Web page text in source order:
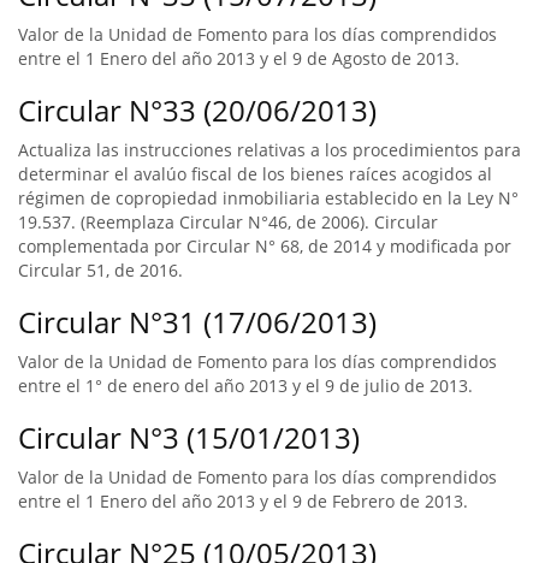
Valor de la Unidad de Fomento para los días comprendidos
entre el 1 Enero del año 2013 y el 9 de Agosto de 2013.
Circular N°33 (20/06/2013)
Actualiza las instrucciones relativas a los procedimientos para
determinar el avalúo fiscal de los bienes raíces acogidos al
régimen de copropiedad inmobiliaria establecido en la Ley N°
19.537. (Reemplaza Circular N°46, de 2006). Circular
complementada por Circular N° 68, de 2014 y modificada por
Circular 51, de 2016.
Circular N°31 (17/06/2013)
Valor de la Unidad de Fomento para los días comprendidos
entre el 1° de enero del año 2013 y el 9 de julio de 2013.
Circular N°3 (15/01/2013)
Valor de la Unidad de Fomento para los días comprendidos
entre el 1 Enero del año 2013 y el 9 de Febrero de 2013.
Circular N°25 (10/05/2013)